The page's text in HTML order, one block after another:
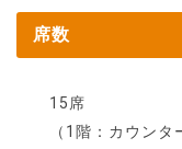
席数
15席
（1階：カウン